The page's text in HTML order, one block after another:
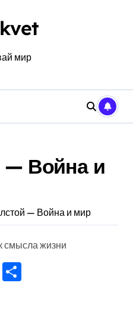
мир
— Война и
— Война и мир
смысла жизни
Odnoklassniki